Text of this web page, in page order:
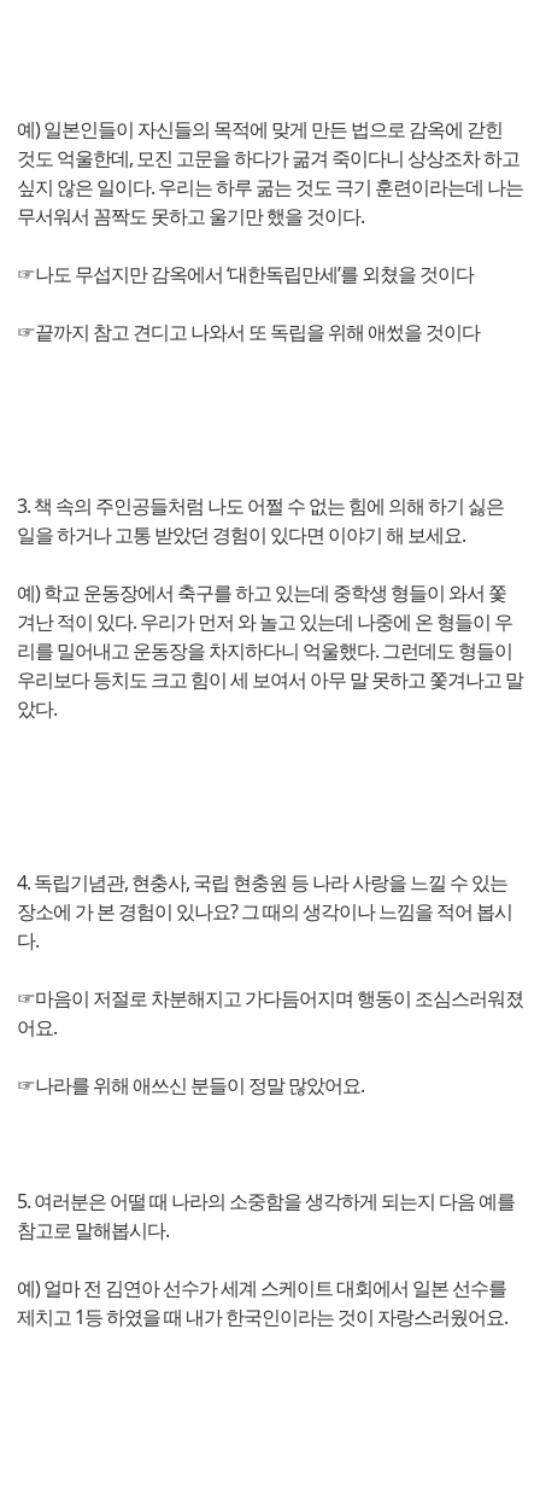
예) 일본인들이 자신들의 목적에 맞게 만든 법으로 감옥에 갇힌
것도 억울한데, 모진 고문을 하다가 굶겨 죽이다니 상상조차 하고
싶지 않은 일이다. 우리는 하루 굶는 것도 극기 훈련이라는데 나는
무서워서 꼼짝도 못하고 울기만 했을 것이다.
☞나도 무섭지만 감옥에서 ‘대한독립만세’를 외쳤을 것이다
☞끝까지 참고 견디고 나와서 또 독립을 위해 애썼을 것이다
3. 책 속의 주인공들처럼 나도 어쩔 수 없는 힘에 의해 하기 싫은
일을 하거나 고통 받았던 경험이 있다면 이야기 해 보세요.
예) 학교 운동장에서 축구를 하고 있는데 중학생 형들이 와서 쫓
겨난 적이 있다. 우리가 먼저 와 놀고 있는데 나중에 온 형들이 우
리를 밀어내고 운동장을 차지하다니 억울했다. 그런데도 형들이
우리보다 등치도 크고 힘이 세 보여서 아무 말 못하고 쫓겨나고 말
았다.
4. 독립기념관, 현충사, 국립 현충원 등 나라 사랑을 느낄 수 있는
장소에 가 본 경험이 있나요? 그 때의 생각이나 느낌을 적어 봅시
다.
☞마음이 저절로 차분해지고 가다듬어지며 행동이 조심스러워졌
어요.
☞나라를 위해 애쓰신 분들이 정말 많았어요.
5. 여러분은 어떨 때 나라의 소중함을 생각하게 되는지 다음 예를
참고로 말해봅시다.
예) 얼마 전 김연아 선수가 세계 스케이트 대회에서 일본 선수를
제치고 1등 하였을 때 내가 한국인이라는 것이 자랑스러웠어요.